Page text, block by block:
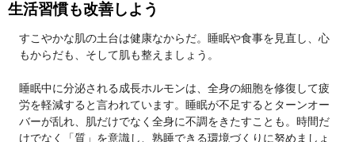
生活習慣も改善しよう
すこやかな肌の土台は健康なからだ。睡眠や食事を見直し、心
もからだも、そして肌も整えましょう。
睡眠中に分泌される成長ホルモンは、全身の細胞を修復して疲
労を軽減すると言われています。睡眠が不足するとターンオー
バーが乱れ、肌だけでなく全身に不調をきたすことも。時間だ
けでなく「質」を意識し、熟睡できる環境づくりに努めましょ